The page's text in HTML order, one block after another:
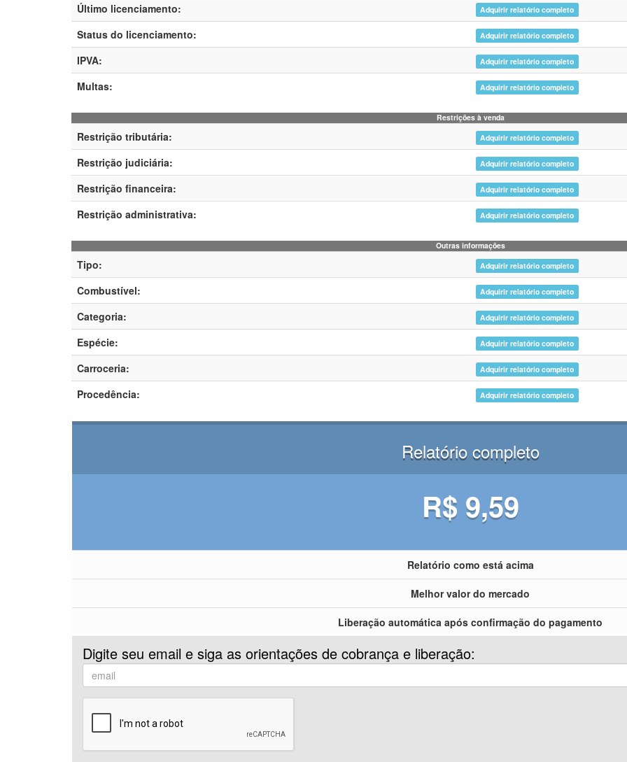
Último licenciamento: Adquirir relatório completo
Status do licenciamento: Adquirir relatório completo
IPVA: Adquirir relatório completo
Multas: Adquirir relatório completo
Restrições à venda
Restrição tributária: Adquirir relatório completo
Restrição judiciária: Adquirir relatório completo
Restrição financeira: Adquirir relatório completo
Restrição administrativa: Adquirir relatório completo
Outras informações
Tipo: Adquirir relatório completo
Combustível: Adquirir relatório completo
Categoria: Adquirir relatório completo
Espécie: Adquirir relatório completo
Carroceria: Adquirir relatório completo
Procedência: Adquirir relatório completo
Relatório completo
R$ 9,59
Relatório como está acima
Melhor valor do mercado
Liberação automática após confirmação do pagamento
Digite seu email e siga as orientações de cobrança e liberação: